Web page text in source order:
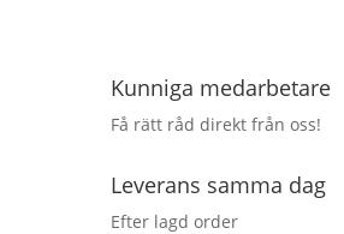
Kunniga medarbetare
Få rätt råd direkt från oss!
Leverans samma dag
Efter lagd order